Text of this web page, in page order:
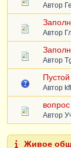
Автор
Автор
Автор
Автор
Автор
Живое